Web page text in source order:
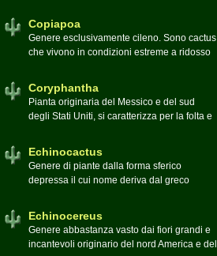
Copiapoa
Genere esclusivamente cileno. Sono cactus
che vivono in condizioni estreme a ridosso
ModeratoreLuca
Coryphantha
Pianta originaria del Messico e del sud
degli Stati Uniti, si caratterizza per la folta e
ànthos (fiore) per via dei suoi fiori che
spuntano sulla cima della pianta
Moderatore
Echinocactus
Genere di piante dalla forma sferico
depressa il cui nome deriva dal greco
denominati cactus barile per il loro notevole
pessimo
Echinocereus
Genere abbastanza vasto dai fiori grandi e
incantevoli originario del nord America e del